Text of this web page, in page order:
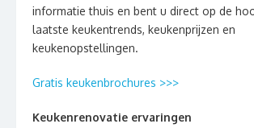
informatie thuis en bent u direct op de
laatste keukentrends, keukenprijzen en
keukenopstellingen.
Gratis keukenbrochures >>>
Keukenrenovatie ervaringen